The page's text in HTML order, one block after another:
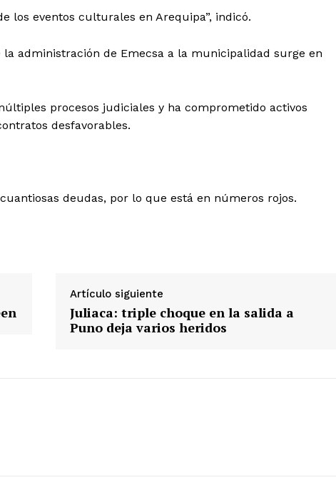
Nosotros
los eventos culturales en Arequipa”, indicó.
administración de Emecsa a la municipalidad surge en
procesos judiciales y ha comprometido activos
desfavorables.
deudas, por lo que está en números rojos.
Artículo siguiente
Juliaca: triple choque en la salida a
Puno deja varios heridos